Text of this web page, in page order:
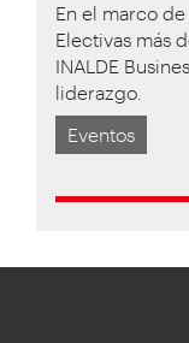
En el marco
Electivas más
INALDE
liderazgo.
Eventos